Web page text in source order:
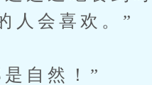
人会喜欢。”
然！”